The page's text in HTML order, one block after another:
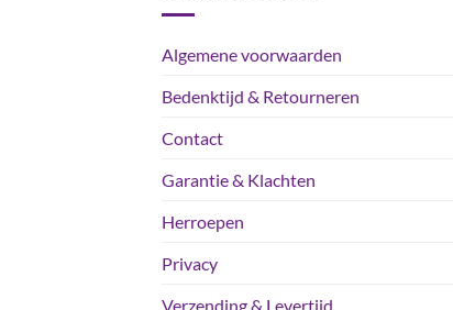
Algemene voorwaarden
Bedenktijd & Retourneren
Contact
Garantie & Klachten
Herroepen
Privacy
Verzending & Levertijd